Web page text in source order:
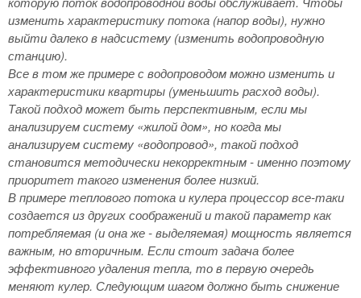
изменить характеристику потока (напор воды), нужно
выйти далеко в надсистему (изменить водопроводную
станцию).
Все в том же примере с водопроводом можно изменить и
характеристики квартиры (уменьшить расход воды).
Такой подход может быть перспективным, если мы
анализируем систему «жилой дом», но когда мы
анализируем систему «водопровод», такой подход
становится методически некорректным - именно поэтому
приоритет такого изменения более низкий.
В примере теплового потока и кулера процессор все-таки
создается из других соображений и такой параметр как
потребляемая (и она же - выделяемая) мощность является
важным, но вторичным. Если стоит задача более
эффективного удаления тепла, то в первую очередь
меняют кулер. Следующим шагом должно быть снижение